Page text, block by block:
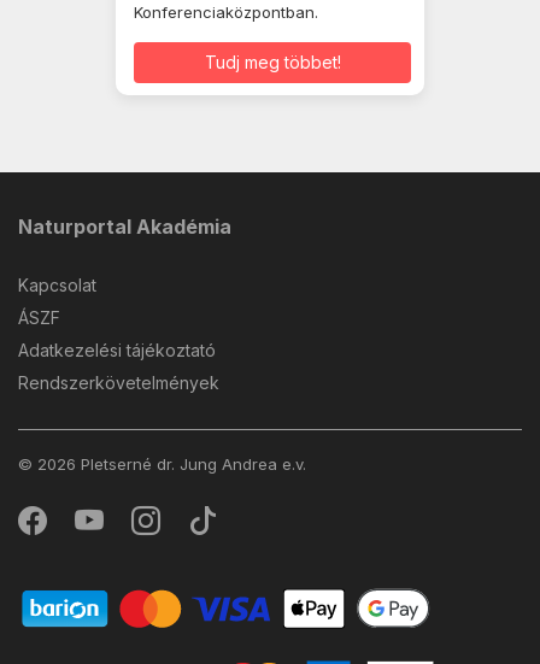
Konferenciaközpontban.
Tudj meg többet!
Naturportal Akadémia
Kapcsolat
ÁSZF
Adatkezelési tájékoztató
Rendszerkövetelmények
© 2026 Pletserné dr. Jung Andrea e.v.